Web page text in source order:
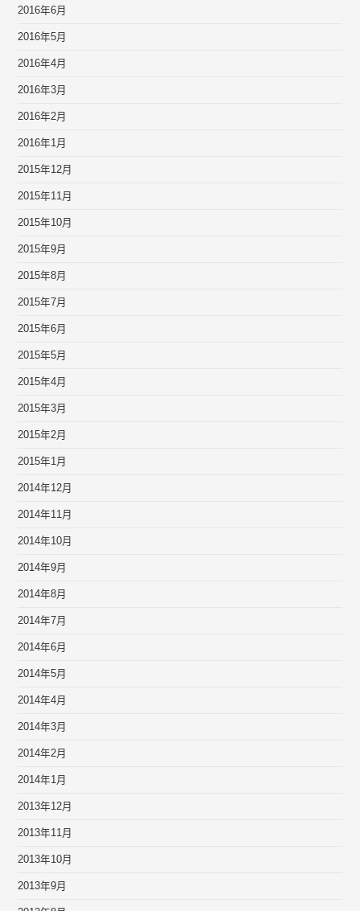
2016年6月
2016年5月
2016年4月
2016年3月
2016年2月
2016年1月
2015年12月
2015年11月
2015年10月
2015年9月
2015年8月
2015年7月
2015年6月
2015年5月
2015年4月
2015年3月
2015年2月
2015年1月
2014年12月
2014年11月
2014年10月
2014年9月
2014年8月
2014年7月
2014年6月
2014年5月
2014年4月
2014年3月
2014年2月
2014年1月
2013年12月
2013年11月
2013年10月
2013年9月